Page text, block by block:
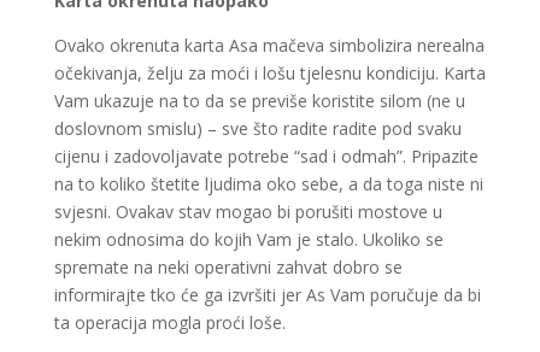
Ovako okrenuta karta Asa mačeva simbolizira nerealna
očekivanja, želju za moći i lošu tjelesnu kondiciju. Karta
Vam ukazuje na to da se previše koristite silom (ne u
doslovnom smislu) – sve što radite radite pod svaku
cijenu i zadovoljavate potrebe “sad i odmah”. Pripazite
na to koliko štetite ljudima oko sebe, a da toga niste ni
svjesni. Ovakav stav mogao bi porušiti mostove u
nekim odnosima do kojih Vam je stalo. Ukoliko se
spremate na neki operativni zahvat dobro se
informirajte tko će ga izvršiti jer As Vam poručuje da bi
ta operacija mogla proći loše.
LUCIJA/ Kod #136
Tarot savjetnik je zauzet
TEHNIKE:sudbinske karte, anđeoske poruke
Broj tel: 064/600-600
tel:0,93€ - mob:1,12€ min